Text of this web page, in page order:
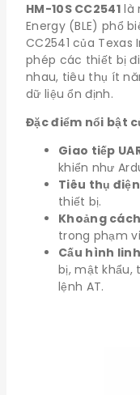
HM-10S CC2541là
Energy (BLE) phổ
CC2541 của
phép các thiết bị
nhau, tiêu thụ ít
dữ liệu ổn định.
Đặc điểm nổi bật
Giao tiếp
khiển như
Tiêu thụ
thiết bị.
Khoảng
trong phạm
Cấu hình
bị, mật khẩu,
lệnh AT.